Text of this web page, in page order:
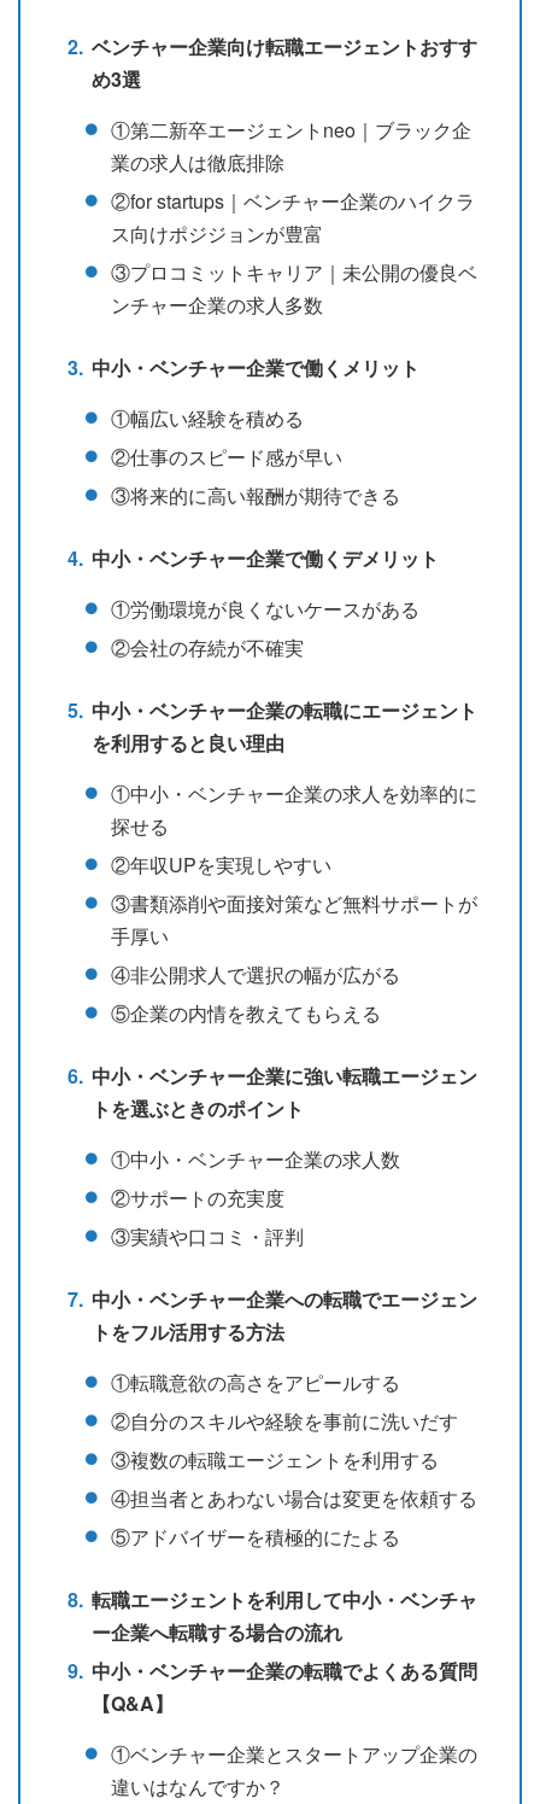
ベンチャー企業向け転職エージェントおすす
め3選
①第二新卒エージェントneo｜ブラック企
業の求人は徹底排除
②for startups｜ベンチャー企業のハイクラ
ス向けポジジョンが豊富
③プロコミットキャリア｜未公開の優良ベ
ンチャー企業の求人多数
中小・ベンチャー企業で働くメリット
①幅広い経験を積める
②仕事のスピード感が早い
③将来的に高い報酬が期待できる
中小・ベンチャー企業で働くデメリット
①労働環境が良くないケースがある
②会社の存続が不確実
中小・ベンチャー企業の転職にエージェント
を利用すると良い理由
①中小・ベンチャー企業の求人を効率的に
探せる
②年収UPを実現しやすい
③書類添削や面接対策など無料サポートが
手厚い
④非公開求人で選択の幅が広がる
⑤企業の内情を教えてもらえる
中小・ベンチャー企業に強い転職エージェン
トを選ぶときのポイント
①中小・ベンチャー企業の求人数
②サポートの充実度
③実績や口コミ・評判
中小・ベンチャー企業への転職でエージェン
トをフル活用する方法
①転職意欲の高さをアピールする
②自分のスキルや経験を事前に洗いだす
③複数の転職エージェントを利用する
④担当者とあわない場合は変更を依頼する
⑤アドバイザーを積極的にたよる
転職エージェントを利用して中小・ベンチャ
ー企業へ転職する場合の流れ
中小・ベンチャー企業の転職でよくある質問
【Q&A】
①ベンチャー企業とスタートアップ企業の
違いはなんですか？